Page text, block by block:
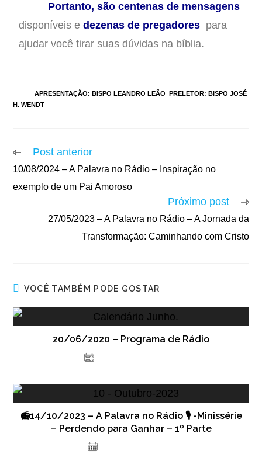
Portanto, são centenas de mensagens
disponíveis edezenas de pregadores para
ajudar você tirar suas dúvidas na bíblia.
:APRESENTAÇÃO: BISPO LEANDRO LEÃO
PRELETOR: BISPO JOSÉ
H. WENDT
Post anterior
10/08/2024 – A Palavra no Rádio – Inspiração no
exemplo de um Pai Amoroso
Próximo post
27/05/2023 – A Palavra no Rádio – A Jornada da
Transformação: Caminhando com Cristo
VOCÊ TAMBÉM PODE GOSTAR
20/06/2020 – Programa de Rádio
📻14/10/2023 – A Palavra no Rádio 🎙️ -Minissérie
– Perdendo para Ganhar – 1º Parte